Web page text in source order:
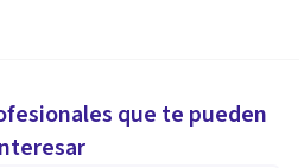
que te pueden